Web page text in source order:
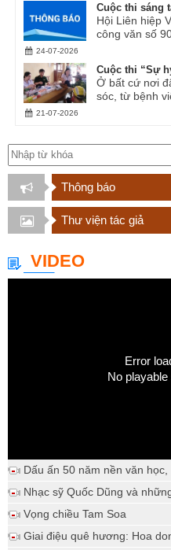
Cuộc thi sáng
Hội Liên hiệp
công văn số
24-07-2026
Cuộc thi “Sự
Ở bất cứ nơi
sóc, từ bệnh
21-07-2026
Thông báo
Thư viện tác giả
VIDEO
Error
No
Dấu ấn 50 năm nền văn học,
Nhạc sỹ Quốc Dũng và những
Vọng chiều Tam Soa
Giai điệu quê hương: Hoa